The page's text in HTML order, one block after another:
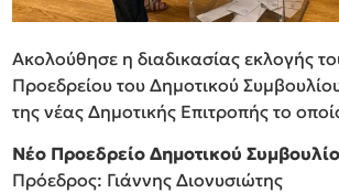
Ακολούθησε η διαδικασίας εκλογής
Προεδρείου του Δημοτικού
της νέας Δημοτικής Επιτροπής το
Νέο Προεδρείο Δημοτικού
Πρόεδρος: Γιάννης Διονυσιώτης